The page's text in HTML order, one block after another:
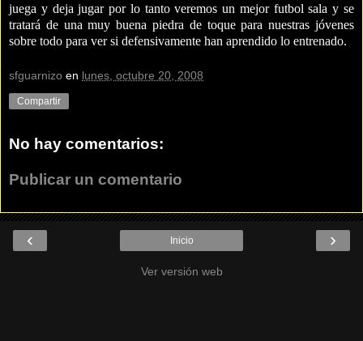
juega y deja jugar por lo tanto veremos un mejor futbol sala y se
tratará de una muy buena piedra de toque para nuestras jóvenes
sobre todo para ver si defensivamente han aprendido lo entrenado.
sfguarnizo en lunes, octubre 20, 2008
Compartir
No hay comentarios:
Publicar un comentario
‹ ›
Inicio
Ver versión web